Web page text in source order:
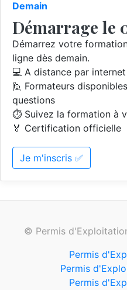
Demain
Démarrage le
Démarrez votre
ligne dès demain.
💻 A distance par internet
🙋 Formateurs
questions
⏱️ Suivez la formation à
🏅 Certification officielle
Je m'inscris ✅
© Permis
Permis
Permis
Permis